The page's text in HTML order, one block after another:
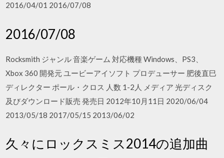
2016/04/01 2016/07/08
2016/07/08
Rocksmith ジャンル 音楽ゲーム 対応機種 Windows、PS3、
Xbox 360 開発元 ユービーアイソフト プロデューサー 肥後直巳
ディレクター ポール・クロス 人数 1-2人 メディア 光ディスク
及びダウンロード販売 発売日 2012年10月11日 2020/06/04
2013/05/18 2017/05/15 2013/06/02
久々にロックスミス2014の追加曲